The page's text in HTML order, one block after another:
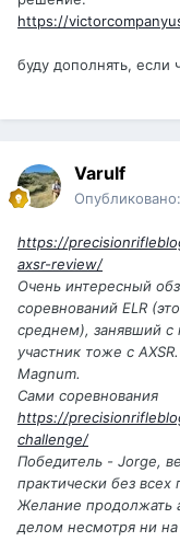
https://
буду дополнять, если
Varulf
Опубликовано:
https://
axsr-review/
Очень интересный
соревнований ELR
среднем), занявший с
участник тоже с
Magnum.
Сами соревнования
https://
challenge/
Победитель - Jorge,
практически без всех
Желание продолжать
делом несмотря ни